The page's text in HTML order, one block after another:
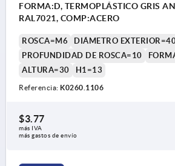
FORMA:D, TERMOPLÁSTICO GRIS
RAL7021, COMP:ACERO
ROSCA=M6
DIÁMETRO
PROFUNDIDAD DE ROSCA=10
ALTURA=30
H1=13
Referencia: K0260.1106
$3.77
más IVA
más gastos de envío